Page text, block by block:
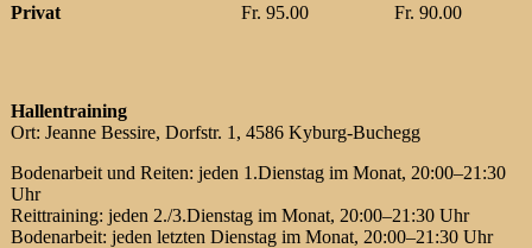
Privat Fr. 95.00 Fr. 90.00
Hallentraining
Ort: Jeanne Bessire, Dorfstr. 1, 4586 Kyburg-Buchegg
Bodenarbeit und Reiten: jeden 1.Dienstag im Monat, 20:00–21:30
Uhr
Reittraining: jeden 2./3.Dienstag im Monat, 20:00–21:30 Uhr
Bodenarbeit: jeden letzten Dienstag im Monat, 20:00–21:30 Uhr